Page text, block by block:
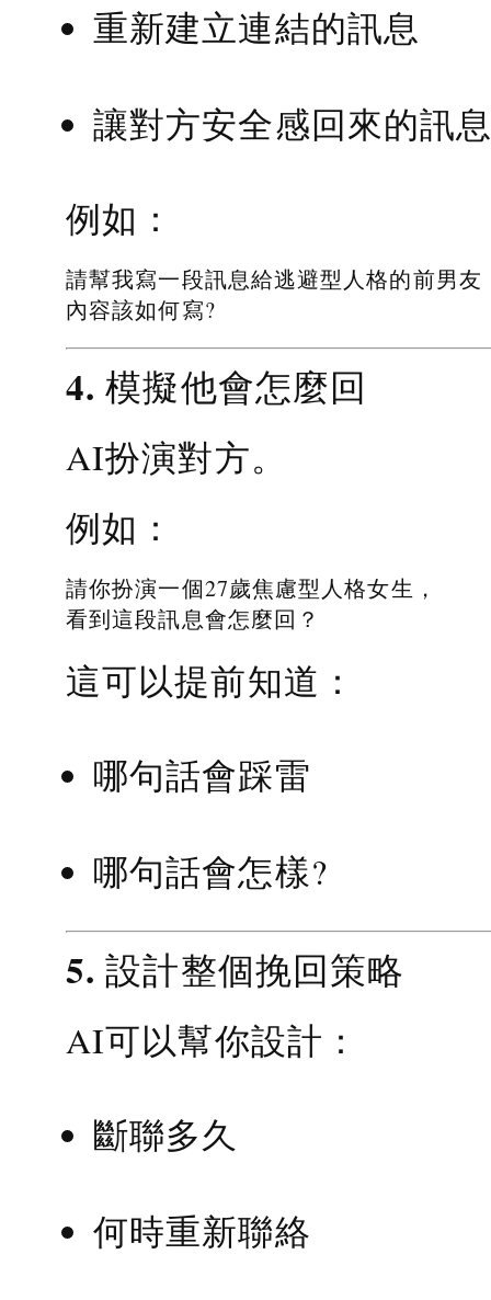
重新建立連結的訊息
讓對方安全感回來的訊
例如：
請幫我寫一段訊息給逃避型人格的前男友
內容該如何寫?
4. 模擬他會怎麼回
AI扮演對方。
例如：
請你扮演一個27歲焦慮型人格女生，
看到這段訊息會怎麼回？
這可以提前知道：
哪句話會踩雷
哪句話會怎樣?
5. 設計整個挽回策略
AI可以幫你設計：
斷聯多久
何時重新聯絡